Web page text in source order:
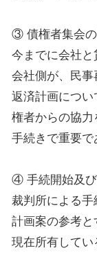
③ 債権者集会
今までに会社と
会社側が、民
返済計画につ
権者からの協
手続きで重要で
④ 手続開始及
裁判所による
計画案の参考と
現在所有して